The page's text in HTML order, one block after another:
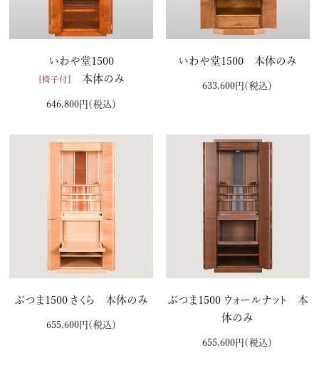
いわや堂1500
[椅子付] 本体のみ
646,800円 （税込）
いわや堂1500 本体のみ
633,600円 （税込）
ぶつま1500 さくら 本体のみ
655,600円 （税込）
ぶつま1500 ウォールナット 本
体のみ
655,600円 （税込）